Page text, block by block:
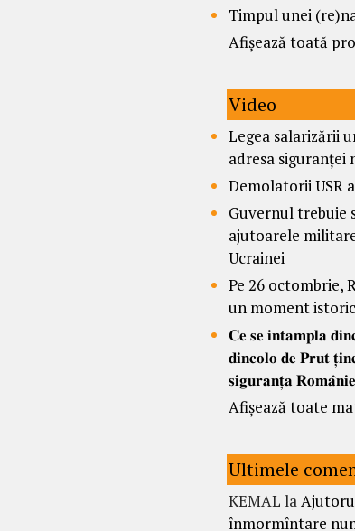
Timpul unei
Afișează toată
Video
Legea salarizării
adresa siguranței
Demolatorii USR
Guvernul trebuie
ajutoarele
Ucrainei
Pe 26 octombrie,
un moment istoric
𝐂𝐞 𝐬𝐞 𝐢𝐧𝐭𝐚𝐦𝐩𝐥𝐚
𝐝𝐢𝐧𝐜𝐨𝐥𝐨 𝐝𝐞 𝐏𝐫𝐮𝐭
𝐬𝐢𝐠𝐮𝐫𝐚𝐧𝐭̦𝐚
Afișează toate
Ultimele
KEMAL la
înmormîntare